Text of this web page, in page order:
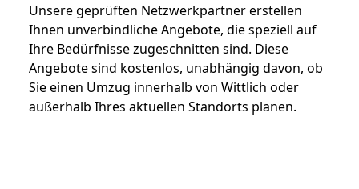
Unsere geprüften Netzwerkpartner erstellen
Ihnen unverbindliche Angebote, die speziell auf
Ihre Bedürfnisse zugeschnitten sind. Diese
Angebote sind kostenlos, unabhängig davon, ob
Sie einen Umzug innerhalb von Wittlich oder
außerhalb Ihres aktuellen Standorts planen.